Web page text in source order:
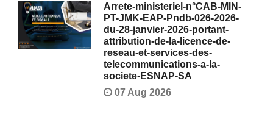
Arrete-ministeriel-n°CAB-MIN-
PT-JMK-EAP-Pndb-026-2026-
du-28-janvier-2026-portant-
attribution-de-la-licence-de-
reseau-et-services-des-
telecommunications-a-la-
societe-ESNAP-SA
07 Aug 2026